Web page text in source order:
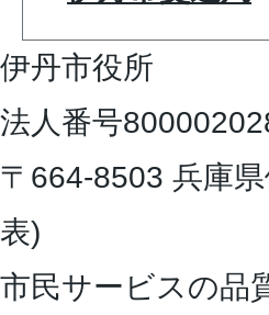
伊丹市役所
法人番号
〒664-8503 兵庫
表)
市民サービスの品